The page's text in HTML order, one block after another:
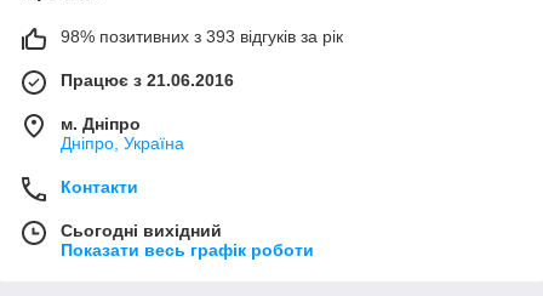
98% позитивних з 393 відгуків за рік
Працює з 21.06.2016
м. Дніпро
Дніпро, Україна
Контакти
Сьогодні вихідний
Показати весь графік роботи